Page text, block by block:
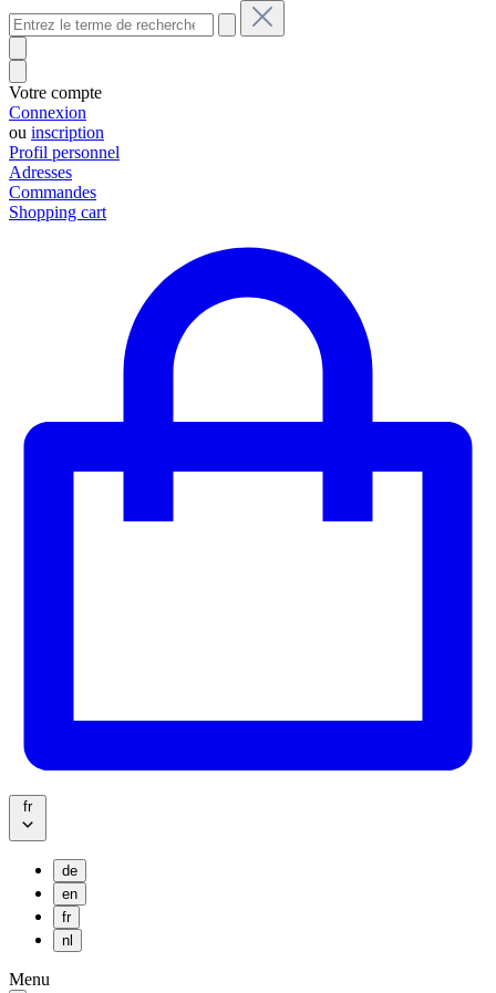
Votre compte
Connexion
ou inscription
Profil personnel
Adresses
Commandes
Shopping cart
fr
de
en
fr
nl
Menu